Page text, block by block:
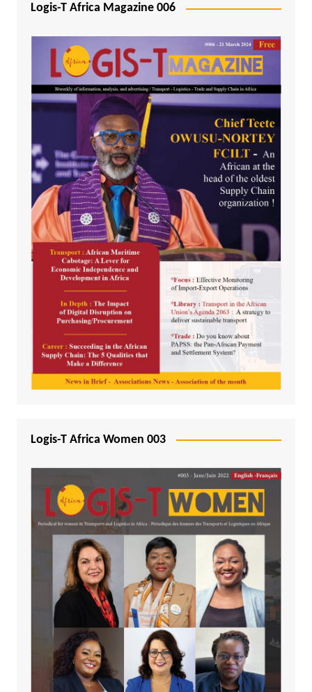
Logis-T Africa Magazine 006
Logis-T Africa Women 003